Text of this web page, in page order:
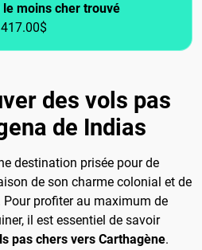
le moins cher trouvé
417.00$
des vols pas
de Indias
destination prisée pour de
de son charme colonial et de
profiter au maximum de
il est essentiel de savoir
pas chers vers Carthagène.